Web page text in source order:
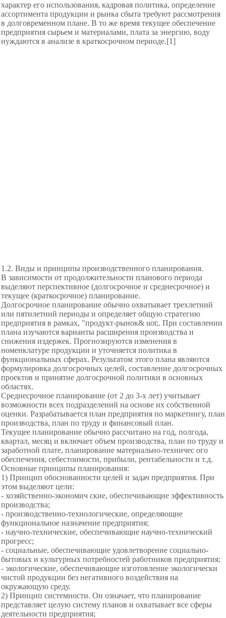
характер его использования, кадровая политика, определение
ассортимента продукции и рынка сбыта требуют рассмотрения
в долговременном плане. В то же время текущее обеспечение
предприятия сырьем и материалами, плата за энергию, воду
нуждаются в анализе в краткосрочном периоде.[1]
1.2. Виды и принципы производственного планирования.
В зависимости от продолжительности планового периода
выделяют перспективное (долгосрочное и среднесрочное) и
текущее (краткосрочное) планирование.
Долгосрочное планирование обычно охватывает трехлетний
или пятилетний периоды и определяет общую стратегию
предприятия в рамках, "продукт-рынок& uot;. При составлении
плана изучаются варианты расширения производства и
снижения издержек. Прогнозируются изменения в
номенклатуре продукции и уточняется политика в
функциональных сферах. Результатом этого плана являются
формулировка долгосрочных целей, составление долгосрочных
проектов и принятие долгосрочной политики в основных
областях.
Среднесрочное планирование (от 2 до 3-х лет) учитывает
возможности всех подразделений на основе их собственной
оценки. Разрабатывается план предприятия по маркетингу, план
производства, план по труду и финансовый план.
Текущее планирование обычно рассчитано на год, полгода,
квартал, месяц и включает объем производства, план по труду и
заработной плате, планирование материально-техничес ого
обеспечения, себестоимости, прибыли, рентабельности и т.д.
Основные принципы планирования:
1) Принцип обоснованности целей и задач предприятия. При
этом выделяют цели:
- хозяйственно-экономич ские, обеспечивающие эффективность
производства;
- производственно-технологические, определяющие
функциональное назначение предприятия;
- научно-технические, обеспечивающие научно-технический
прогресс;
- социальные, обеспечивающие удовлетворение социально-
бытовых и культурных потребностей работников предприятия;
- экологические, обеспечивающие изготовление экологически
чистой продукции без негативного воздействия на
окружающую среду.
2) Принцип системности. Он означает, что планирование
представляет целую систему планов и охватывает все сферы
деятельности предприятия;